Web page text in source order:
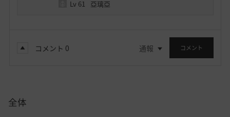
Lv 61 亞璃亞
コメント 0 通報 コメント
全体